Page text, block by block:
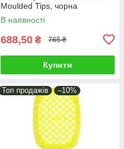
Moulded Tips, чорна
(71SP234NER)
В наявності
688,50 ₴ 765 ₴
Купити
Топ продажів –10%